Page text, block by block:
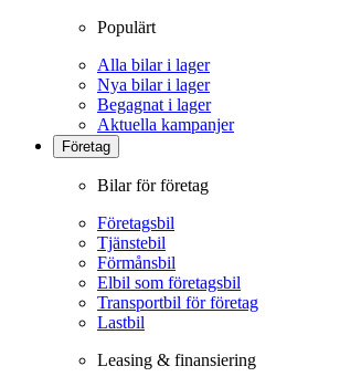
Populärt
Alla bilar i lager
Nya bilar i lager
Begagnat i lager
Aktuella kampanjer
Företag
Bilar för företag
Företagsbil
Tjänstebil
Förmånsbil
Elbil som företagsbil
Transportbil för företag
Lastbil
Leasing & finansiering